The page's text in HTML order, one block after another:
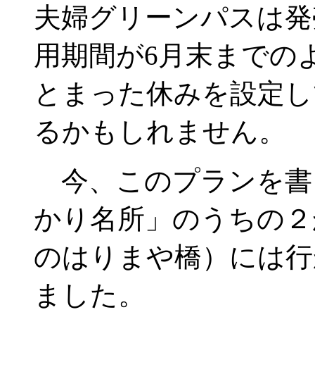
夫婦グリーンパスは
用期間が6月末までの
とまった休みを設定
るかもしれません。
今、このプランを
かり名所」のうちの
のはりまや橋）には
ました。